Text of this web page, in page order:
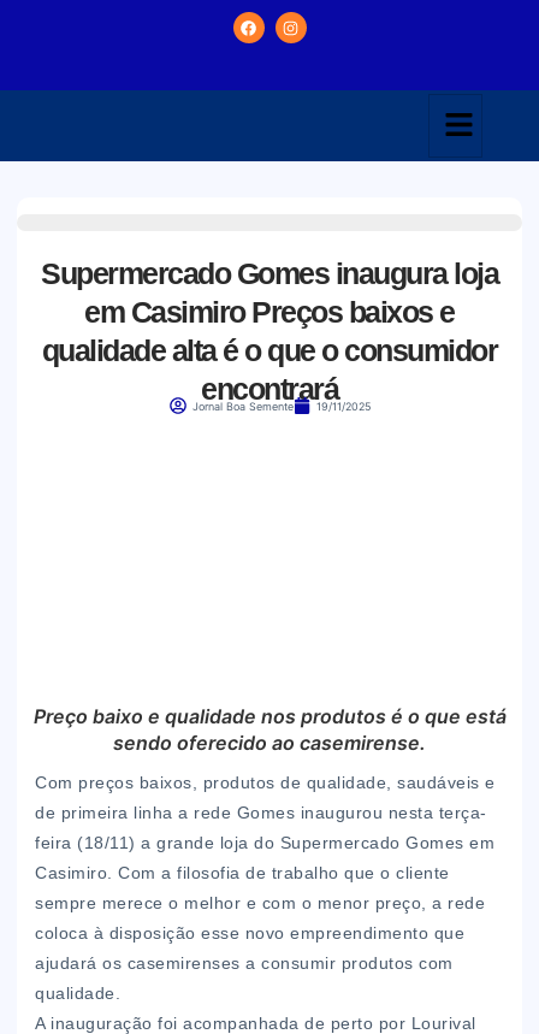
Supermercado Gomes inaugura loja
em Casimiro Preços baixos e
qualidade alta é o que o consumidor
encontrará
Jornal Boa Semente 19/11/2025
Preço baixo e qualidade nos produtos é o que está
sendo oferecido ao casemirense.
Com preços baixos, produtos de qualidade, saudáveis e
de primeira linha a rede Gomes inaugurou nesta terça-
feira (18/11) a grande loja do Supermercado Gomes em
Casimiro. Com a filosofia de trabalho que o cliente
sempre merece o melhor e com o menor preço, a rede
coloca à disposição esse novo empreendimento que
ajudará os casemirenses a consumir produtos com
qualidade.
A inauguração foi acompanhada de perto por Lourival